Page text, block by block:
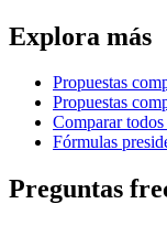
Explora más
Propuestas
Propuestas
Comparar
Fórmulas
Preguntas